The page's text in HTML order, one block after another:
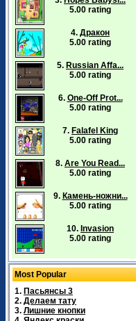
5.00 rating
4. Дракон
5.00 rating
5. Russian Affa...
5.00 rating
6. One-Off Prot...
5.00 rating
7. Falafel King
5.00 rating
8. Are You Read...
5.00 rating
9. Камень-ножни...
5.00 rating
10. Invasion
5.00 rating
Most Popular
1. Пасьянсы 3
2. Делаем тату
3. Лишние кнопки